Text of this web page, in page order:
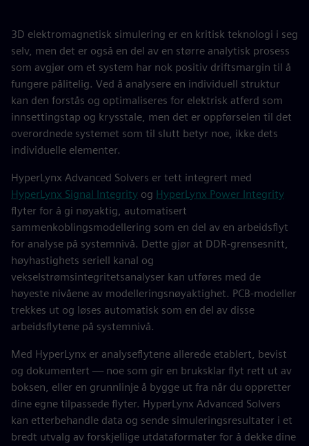
3D elektromagnetisk simulering er en kritisk teknologi i seg
selv, men det er også en del av en større analytisk prosess
som avgjør om et system har nok positiv driftsmargin til å
fungere pålitelig. Ved å analysere en individuell struktur
kan den forstås og optimaliseres for elektrisk atferd som
innsettingstap og krysstale, men det er oppførselen til det
overordnede systemet som til slutt betyr noe, ikke dets
individuelle elementer.
HyperLynx Advanced Solvers er tett integrert med
HyperLynx Signal Integrity og HyperLynx Power Integrity
flyter for å gi nøyaktig, automatisert
sammenkoblingsmodellering som en del av en arbeidsflyt
for analyse på systemnivå. Dette gjør at DDR-grensesnitt,
høyhastighets seriell kanal og
vekselstrømsintegritetsanalyser kan utføres med de
høyeste nivåene av modelleringsnøyaktighet. PCB-modeller
trekkes ut og løses automatisk som en del av disse
arbeidsflytene på systemnivå.
Med HyperLynx er analyseflytene allerede etablert, bevist
og dokumentert — noe som gir en bruksklar flyt rett ut av
boksen, eller en grunnlinje å bygge ut fra når du oppretter
dine egne tilpassede flyter. HyperLynx Advanced Solvers
kan etterbehandle data og sende simuleringsresultater i et
bredt utvalg av forskjellige utdataformater for å dekke dine